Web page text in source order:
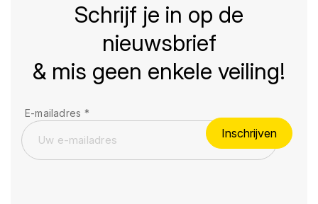
Schrijf je in op de
nieuwsbrief
& mis geen enkele veiling!
E-mailadres *
Inschrijven